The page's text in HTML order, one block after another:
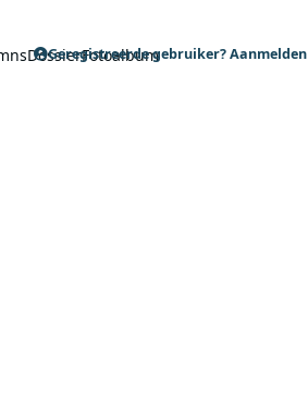
DossierFotoalbum
Geregistreerde gebruiker? Aanmelden